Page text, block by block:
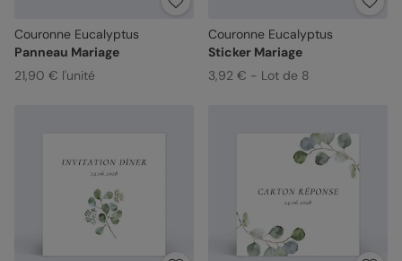
Couronne Eucalyptus
Panneau Mariage
21,90 € l'unité
Couronne Eucalyptus
Sticker Mariage
3,92 € - Lot de 8